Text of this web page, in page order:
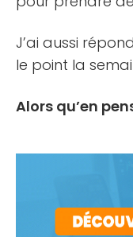
J’ai aussi
le point la
Alors qu’en